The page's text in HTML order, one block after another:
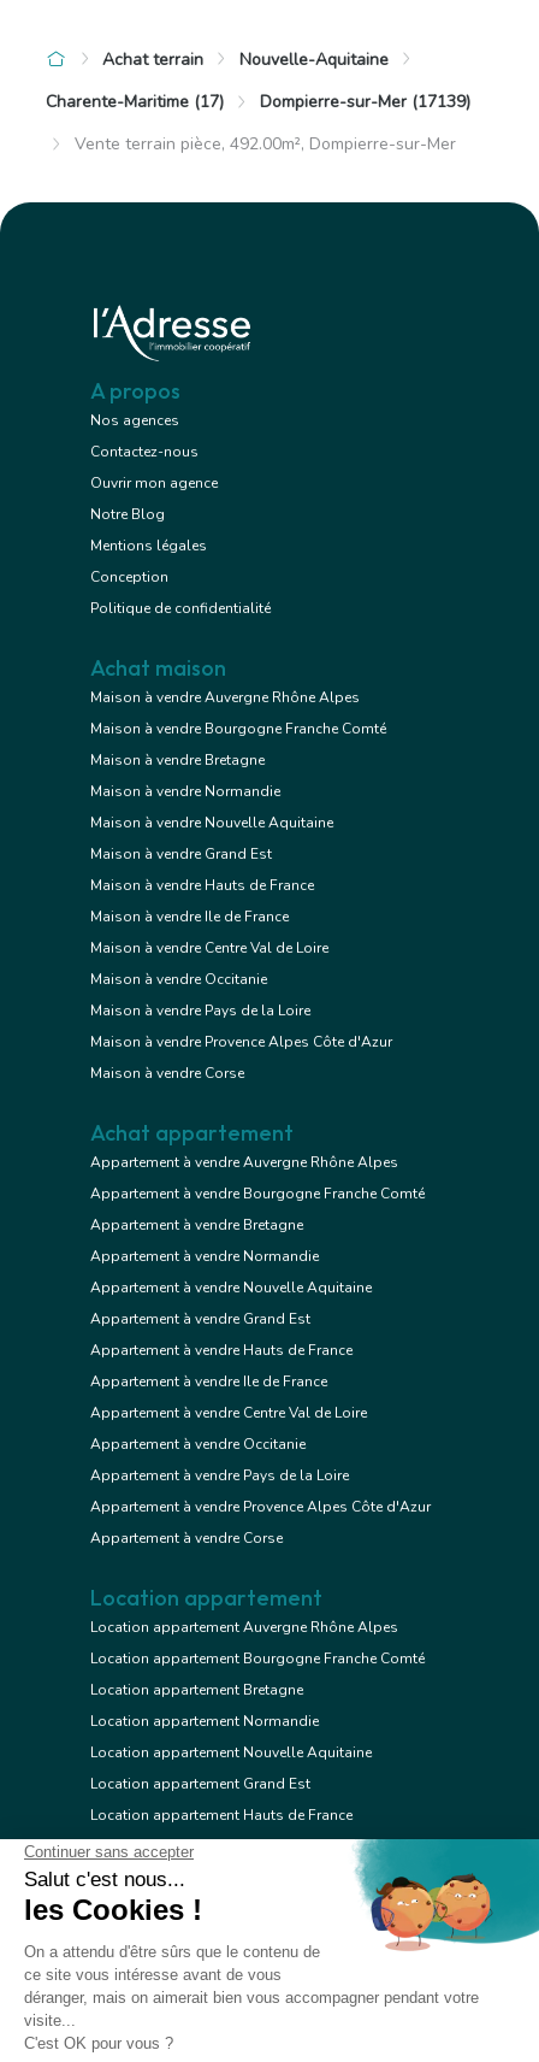
Achat terrain
Nouvelle-Aquitaine
Charente-Maritime (17)
Dompierre-sur-Mer (17139)
Vente terrain pièce, 492.00m², Dompierre-sur-Mer
A propos
Nos agences
Contactez-nous
Ouvrir mon agence
Notre Blog
Mentions légales
Conception
Politique de confidentialité
Achat maison
Maison à vendre Auvergne Rhône Alpes
Maison à vendre Bourgogne Franche Comté
Maison à vendre Bretagne
Maison à vendre Normandie
Maison à vendre Nouvelle Aquitaine
Maison à vendre Grand Est
Maison à vendre Hauts de France
Maison à vendre Ile de France
Maison à vendre Centre Val de Loire
Maison à vendre Occitanie
Maison à vendre Pays de la Loire
Maison à vendre Provence Alpes Côte d'Azur
Maison à vendre Corse
Achat appartement
Appartement à vendre Auvergne Rhône Alpes
Appartement à vendre Bourgogne Franche Comté
Appartement à vendre Bretagne
Appartement à vendre Normandie
Appartement à vendre Nouvelle Aquitaine
Appartement à vendre Grand Est
Appartement à vendre Hauts de France
Appartement à vendre Ile de France
Appartement à vendre Centre Val de Loire
Appartement à vendre Occitanie
Appartement à vendre Pays de la Loire
Appartement à vendre Provence Alpes Côte d'Azur
Appartement à vendre Corse
Location appartement
Location appartement Auvergne Rhône Alpes
Location appartement Bourgogne Franche Comté
Location appartement Bretagne
Location appartement Normandie
Location appartement Nouvelle Aquitaine
Location appartement Grand Est
Location appartement Hauts de France
Location appartement Ile de France
Location appartement Centre Val de Loire
Location appartement Occitanie
Location appartement Provence Alpes Côte d'Azur
Location appartement Corse